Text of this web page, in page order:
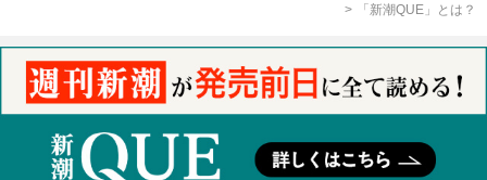
「新潮QUE」とは？